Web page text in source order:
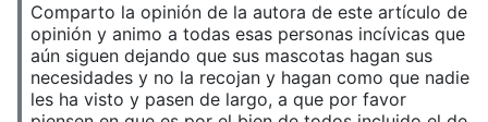
Comparto la opinión de la autora de este artículo de
opinión y animo a todas esas personas incívicas que
aún siguen dejando que sus mascotas hagan sus
necesidades y no la recojan y hagan como que nadie
les ha visto y pasen de largo, a que por favor